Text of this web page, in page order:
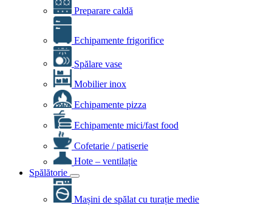
Preparare caldă
Echipamente frigorifice
Spălare vase
Mobilier inox
Echipamente pizza
Echipamente mici/fast food
Cofetarie / patiserie
Hote – ventilație
Spălătorie
Mașini de spălat cu turație medie